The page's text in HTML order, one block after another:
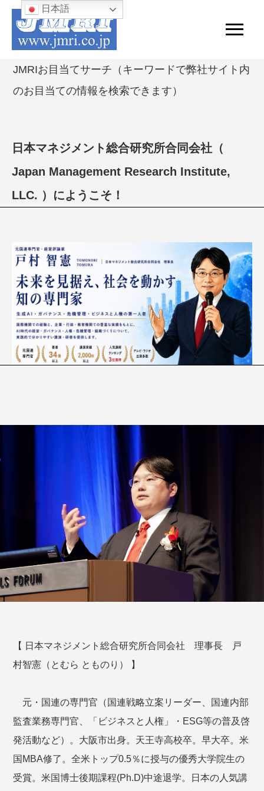
日本語
JMRIお目当てサーチ（キーワードで弊社サイト内
のお目当ての情報を検索できます）
日本マネジメント総合研究所合同会社（
Japan Management Research Institute,
LLC. ）にようこそ！
【 日本マネジメント総合研究所合同会社 理事長 戸
村智憲（とむら とものり） 】
元・国連の専門官（国連戦略立案リーダー、国連内部
監査業務専門官、「ビジネスと人権」・ESG等の普及啓
発活動など）。大阪市出身。天王寺高校卒。早大卒。米
国MBA修了。全米トップ0.5％に授与の優秀大学院生の
受賞。米国博士後期課程(Ph.D)中途退学。日本の人気講